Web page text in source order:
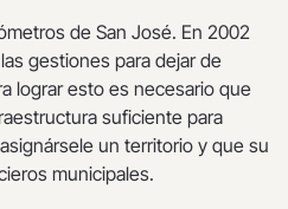
de San José. En 2002
gestiones para dejar de
lograr esto es necesario que
suficiente para
un territorio y que su
municipales.